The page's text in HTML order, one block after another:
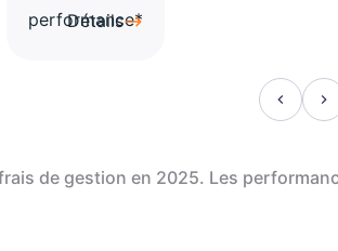
performance*
Détails
de gestion en 2025. Les